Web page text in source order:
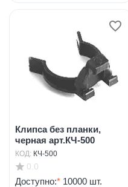
Клипса без планки,
черная арт.КЧ-500
КОД: КЧ-500
0.0
Доступно:* 10000 шт.